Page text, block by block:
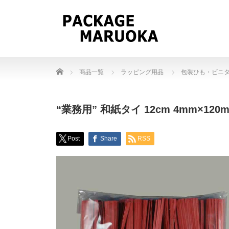
Home 商品一覧 ラッピング用品 包装ひも・ビニ
“業務用” 和紙タイ 12cm
Post Share RSS